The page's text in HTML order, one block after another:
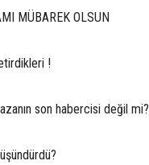
MÜBAREK OLSUN
!
son habercisi değil mi?